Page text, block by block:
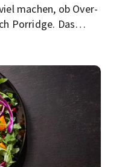
machen, ob Over-
Porridge. Das